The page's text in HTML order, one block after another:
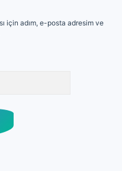
için adım, e-posta adresim ve